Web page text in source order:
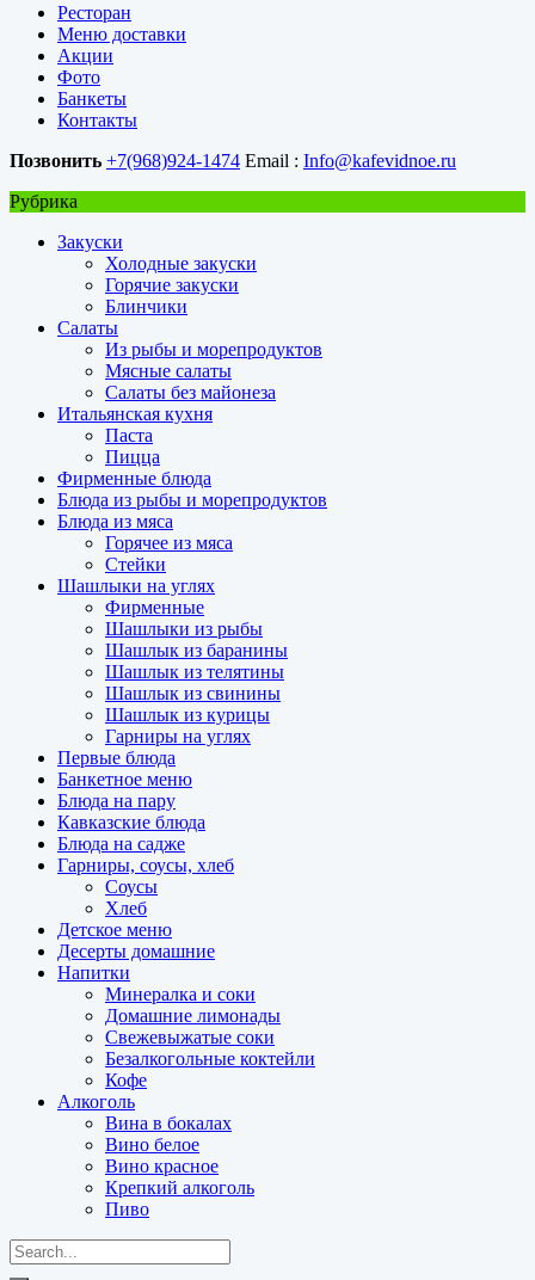
Ресторан
Меню доставки
Акции
Фото
Банкеты
Контакты
Позвонить +7(968)924-1474 Email : Info@kafevidnoe.ru
Рубрика
Закуски
Холодные закуски
Горячие закуски
Блинчики
Салаты
Из рыбы и морепродуктов
Мясные салаты
Салаты без майонеза
Итальянская кухня
Паста
Пицца
Фирменные блюда
Блюда из рыбы и морепродуктов
Блюда из мяса
Горячее из мяса
Стейки
Шашлыки на углях
Фирменные
Шашлыки из рыбы
Шашлык из баранины
Шашлык из телятины
Шашлык из свинины
Шашлык из курицы
Гарниры на углях
Первые блюда
Банкетное меню
Блюда на пару
Кавказские блюда
Блюда на садже
Гарниры, соусы, хлеб
Соусы
Хлеб
Детское меню
Десерты домашние
Напитки
Минералка и соки
Домашние лимонады
Свежевыжатые соки
Безалкогольные коктейли
Кофе
Алкоголь
Вина в бокалах
Вино белое
Вино красное
Крепкий алкоголь
Пиво